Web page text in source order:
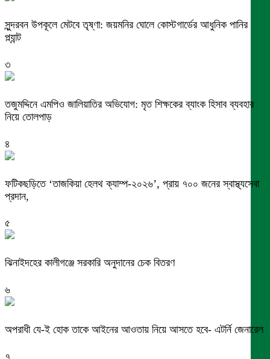
সুন্দরবন উপকূলে মেটবে তৃষ্ণা: জয়মনির ঘোলে কোস্টগার্ডের আধুনিক পানির
প্ল্যান্ট
৩
তজুমদ্দিনে এমপিও জালিয়াতির অভিযোগ: মৃত শিক্ষকের ব্যাংক হিসাব ব্যবহার
নিয়ে তোলপাড়
৪
ফটিকছড়িতে ‘তাজকিয়া হেলথ ক্যাম্প-২০২৬’, প্রায় ৭০০ জনের স্বাস্থ্যসেবা
প্রদান,
৫
ঝিনাইদহের কালীগঞ্জে সরকারি অনুদানের চেক বিতরণ
৬
অপরাধী যে-ই হোক তাকে আইনের আওতায় নিয়ে আসতে হবে- এটর্নি জেনারেল